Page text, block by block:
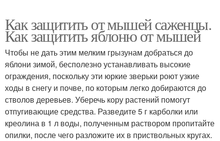
Как защитить от мышей саженцы.
Как защитить яблоню от мышей
Чтобы не дать этим мелким грызунам добраться до
яблони зимой, бесполезно устанавливать высокие
ограждения, поскольку эти юркие зверьки роют узкие
ходы в снегу и почве, по которым легко добираются до
стволов деревьев. Уберечь кору растений помогут
отпугивающие средства. Разведите 5 г карболки или
креолина в 1 л воды, полученным раствором пропитайте
опилки, после чего разложите их в приствольных кругах.